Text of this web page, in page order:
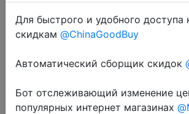
Coins
Перейти в
Для быстрого и удобного доступа
скидкам @ChinaGoodBuy
Автоматический сборщик скидок
Бот отслеживающий изменение
популярных интернет магазинах